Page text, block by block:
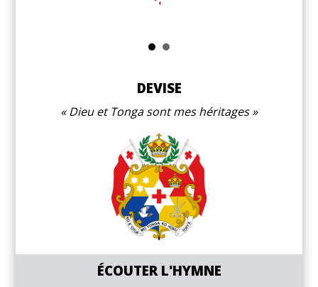
DEVISE
Dieu et Tonga sont mes héritages
ÉCOUTER L'HYMNE